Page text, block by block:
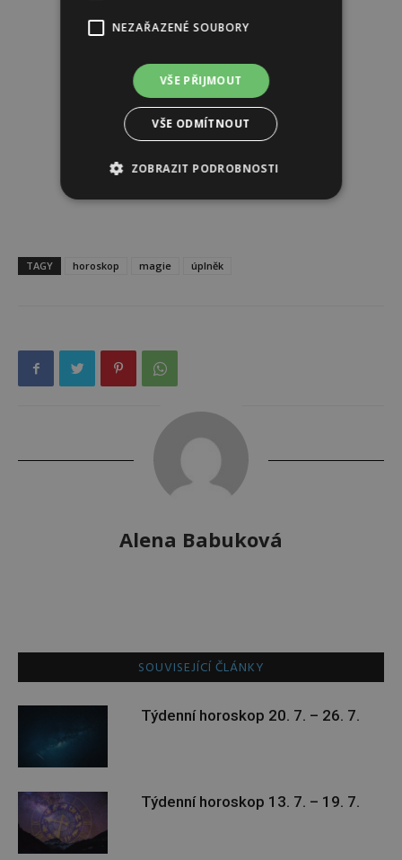
TAGY horoskop magie úplněk
Alena Babuková
SOUVISEJÍCÍ ČLÁNKY
Týdenní horoskop 20. 7. – 26. 7.
Týdenní horoskop 13. 7. – 19. 7.
NEZAŘAZENÉ SOUBORY
VŠE PŘIJMOUT
VŠE ODMÍTNOUT
ZOBRAZIT PODROBNOSTI